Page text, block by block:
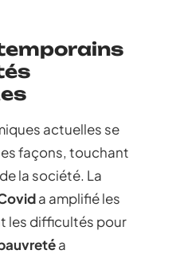
actuelles se
façons, touchant
la société. La
a amplifié les
les difficultés pour
a